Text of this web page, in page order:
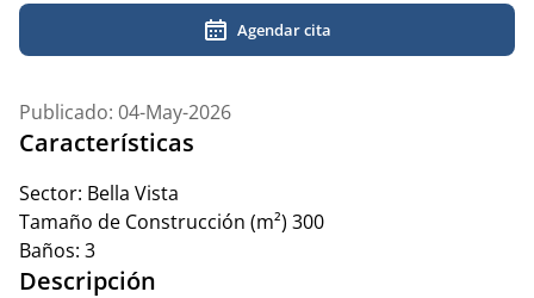
Agendar cita
Publicado: 04-May-2026
Características
Sector: Bella Vista
Tamaño de Construcción (m²) 300
Baños: 3
Descripción